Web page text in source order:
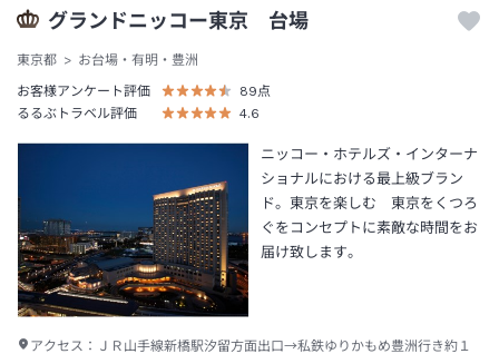
グランドニッコー東京 台場
東京都
お台場・有明・豊洲
お客様アンケート評価
89点
るるぶトラベル評価
4.6
ニッコー・ホテルズ・インターナ
ショナルにおける最上級ブラン
ド。東京を楽しむ 東京をくつろ
ぐをコンセプトに素敵な時間をお
届け致します。
アクセス： ＪＲ山手線新橋駅汐留方面出口→私鉄ゆりかもめ豊洲行き約１